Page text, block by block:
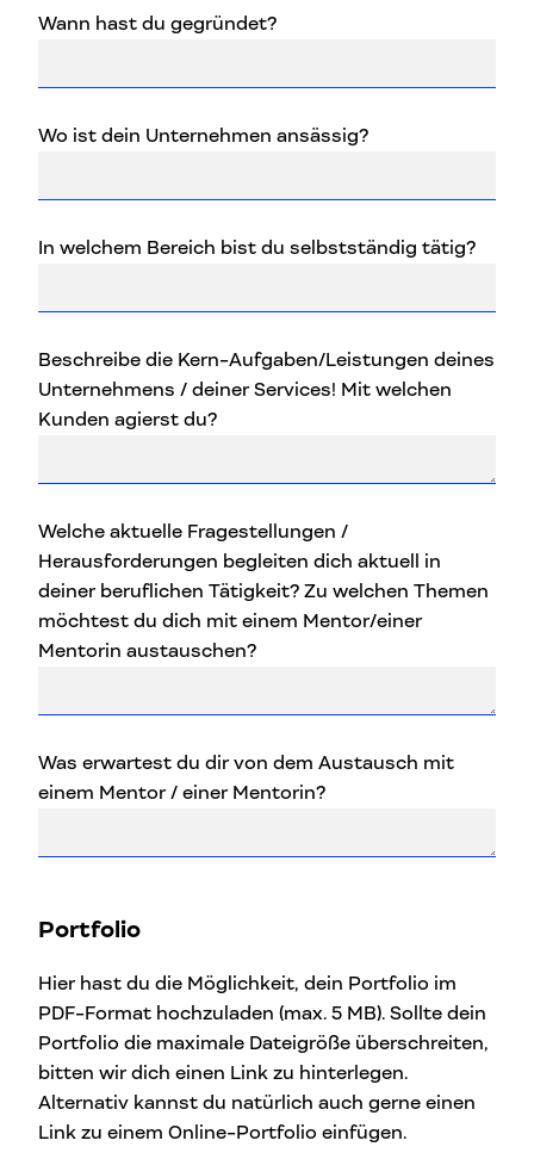
Wann hast du gegründet?
Wo ist dein Unternehmen ansässig?
In welchem Bereich bist du selbstständig tätig?
Beschreibe die Kern-Aufgaben/Leistungen deines
Unternehmens / deiner Services! Mit welchen
Kunden agierst du?
Welche aktuelle Fragestellungen /
Herausforderungen begleiten dich aktuell in
deiner beruflichen Tätigkeit? Zu welchen Themen
möchtest du dich mit einem Mentor/einer
Mentorin austauschen?
Was erwartest du dir von dem Austausch mit
einem Mentor / einer Mentorin?
Portfolio
Hier hast du die Möglichkeit, dein Portfolio im
PDF-Format hochzuladen (max. 5 MB). Sollte dein
Portfolio die maximale Dateigröße überschreiten,
bitten wir dich einen Link zu hinterlegen.
Alternativ kannst du natürlich auch gerne einen
Link zu einem Online-Portfolio einfügen.